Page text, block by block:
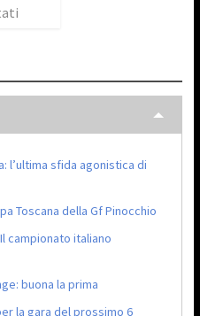
l’ultima sfida agonistica di
Toscana della Gf Pinocchio
campionato italiano
buona la prima
la gara del prossimo 6